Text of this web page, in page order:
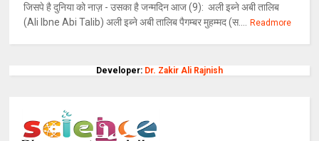
जिसपे है दुनिया को नाज़ - उसका है जन्मदिन आज (9): अली इब्ने अबी तालिब
(Ali Ibne Abi Talib) अली इब्ने अबी तालिब पैगम्बर मुहम्मद (स....
Readmore
Developer: Dr. Zakir Ali Rajnish